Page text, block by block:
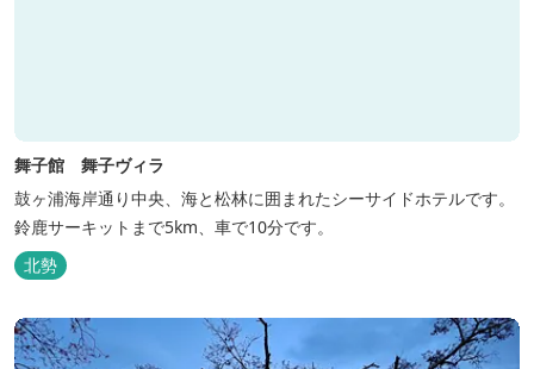
舞子館 舞子ヴィラ
鼓ヶ浦海岸通り中央、海と松林に囲まれたシーサイドホテルです。
鈴鹿サーキットまで5km、車で10分です。
北勢